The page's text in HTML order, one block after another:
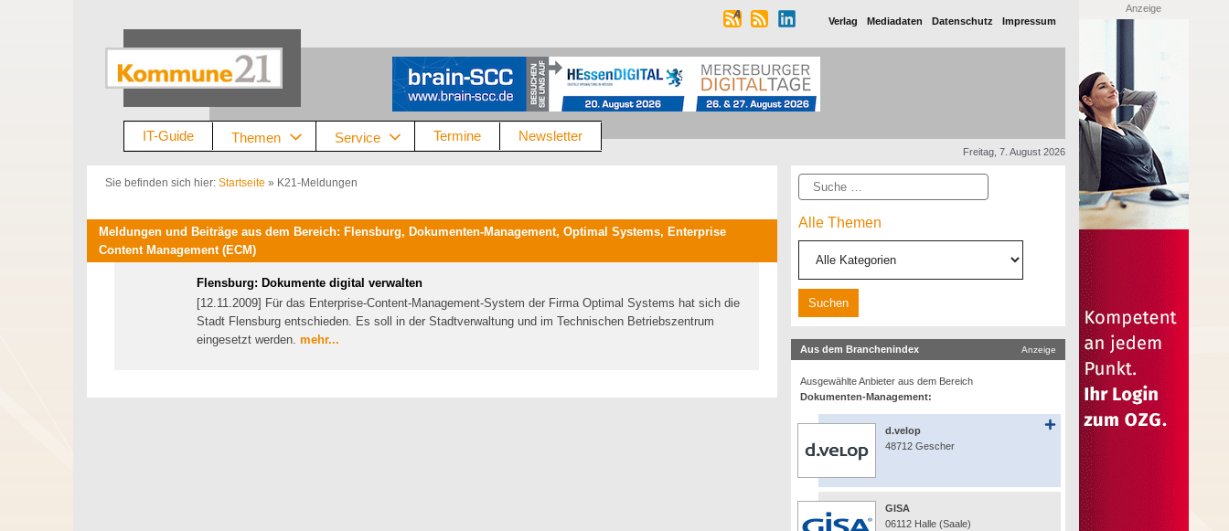
Verlag Mediadaten Datenschutz Impressum
IT-Guide Themen Service Termine Newsletter
Freitag, 7. August 2026
Sie befinden sich hier: Startseite » K21-Meldungen
Meldungen und Beiträge aus dem Bereich: Flensburg, Dokumenten-Management, Optimal Systems, Enterprise
Content Management (ECM)
Flensburg: Dokumente digital verwalten
[12.11.2009] Für das Enterprise-Content-Management-System der Firma Optimal Systems hat sich die
Stadt Flensburg entschieden. Es soll in der Stadtverwaltung und im Technischen Betriebszentrum
eingesetzt werden. mehr...
Suche
Alle Themen
Aus dem Branchenindex Anzeige
Ausgewählte Anbieter aus dem Bereich
Dokumenten-Management:
d.velop
48712 Gescher
GISA
06112 Halle (Saale)
Anzeige